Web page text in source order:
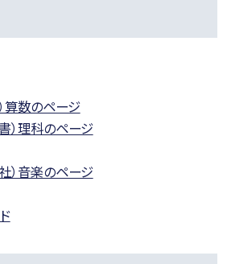
算数のページ
）理科のページ
）音楽のページ